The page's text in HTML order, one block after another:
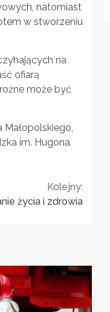
natomiast
w stworzeniu
na
ofiarą
może być
im. Hugona
Kolejny:
życia i zdrowia